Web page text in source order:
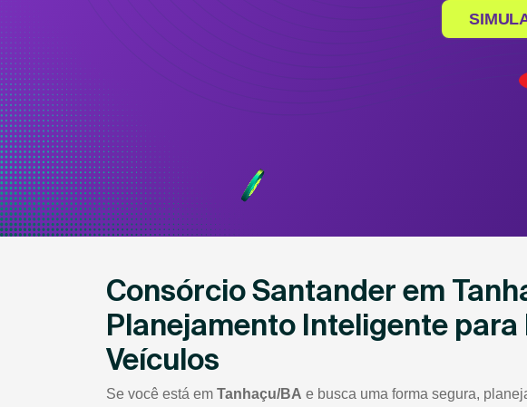
Consórcio Santander em
Planejamento Inteligente para
Veículos
Se você está em Tanhaçu/BA e busca uma forma segura,